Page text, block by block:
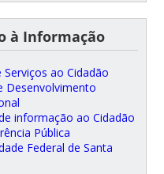
à Informação
Serviços ao Cidadão
Desenvolvimento
informação ao Cidadão
Pública
Federal de Santa